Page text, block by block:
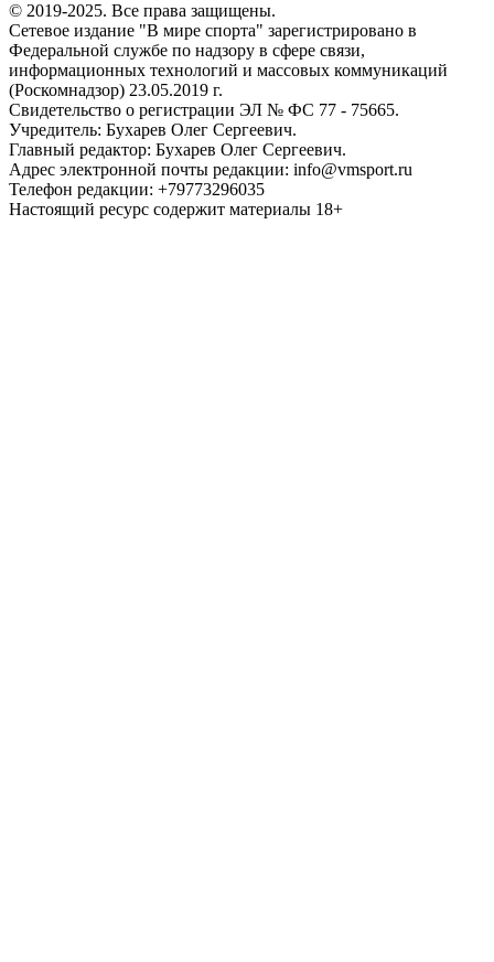
© 2019-2025. Все права защищены.
Сетевое издание "В мире спорта" зарегистрировано в
Федеральной службе по надзору в сфере связи,
информационных технологий и массовых коммуникаций
(Роскомнадзор) 23.05.2019 г.
Свидетельство о регистрации ЭЛ № ФС 77 - 75665.
Учредитель: Бухарев Олег Сергеевич.
Главный редактор: Бухарев Олег Сергеевич.
Адрес электронной почты редакции: info@vmsport.ru
Телефон редакции: +79773296035
Настоящий ресурс содержит материалы 18+